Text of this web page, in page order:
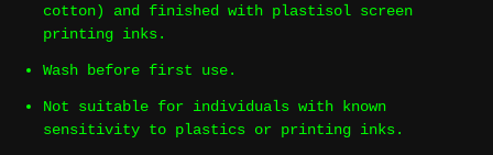
cotton) and finished with plastisol screen
printing inks.
Wash before first use.
Not suitable for individuals with known
sensitivity to plastics or printing inks.